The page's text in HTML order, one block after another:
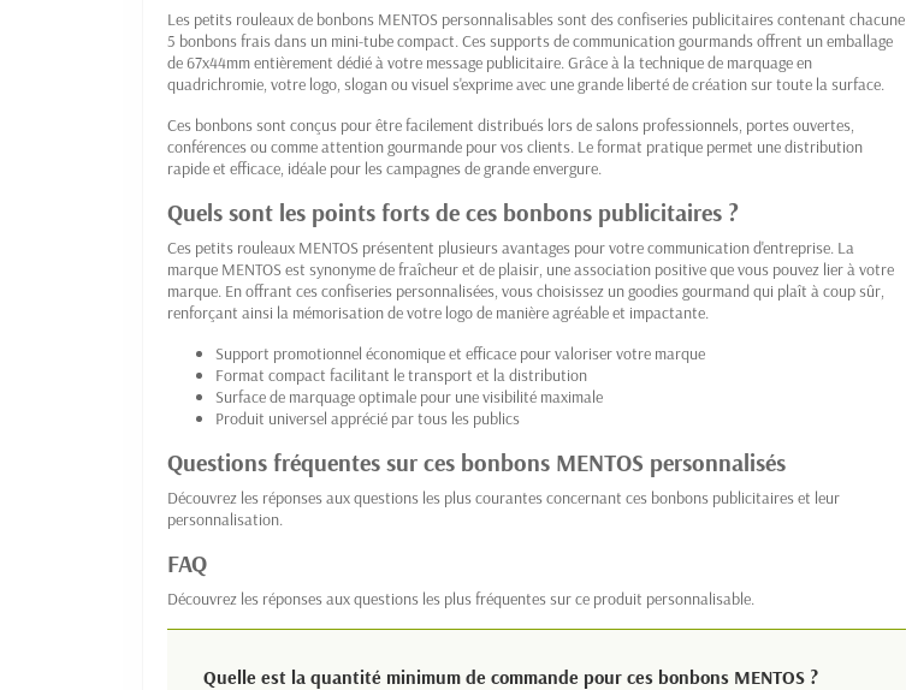
Les petits rouleaux de bonbons MENTOS personnalisables sont des confiseries publicitaires contenant chacune
5 bonbons frais dans un mini-tube compact. Ces supports de communication gourmands offrent un emballage
de 67x44mm entièrement dédié à votre message publicitaire. Grâce à la technique de marquage en
quadrichromie, votre logo, slogan ou visuel s'exprime avec une grande liberté de création sur toute la surface.
Ces bonbons sont conçus pour être facilement distribués lors de salons professionnels, portes ouvertes,
conférences ou comme attention gourmande pour vos clients. Le format pratique permet une distribution
rapide et efficace, idéale pour les campagnes de grande envergure.
Quels sont les points forts de ces bonbons publicitaires ?
Ces petits rouleaux MENTOS présentent plusieurs avantages pour votre communication d'entreprise. La
marque MENTOS est synonyme de fraîcheur et de plaisir, une association positive que vous pouvez lier à votre
marque. En offrant ces confiseries personnalisées, vous choisissez un goodies gourmand qui plaît à coup sûr,
renforçant ainsi la mémorisation de votre logo de manière agréable et impactante.
Support promotionnel économique et efficace pour valoriser votre marque
Format compact facilitant le transport et la distribution
Surface de marquage optimale pour une visibilité maximale
Produit universel apprécié par tous les publics
Questions fréquentes sur ces bonbons MENTOS personnalisés
Découvrez les réponses aux questions les plus courantes concernant ces bonbons publicitaires et leur
personnalisation.
FAQ
Découvrez les réponses aux questions les plus fréquentes sur ce produit personnalisable.
Quelle est la quantité minimum de commande pour ces bonbons MENTOS ?